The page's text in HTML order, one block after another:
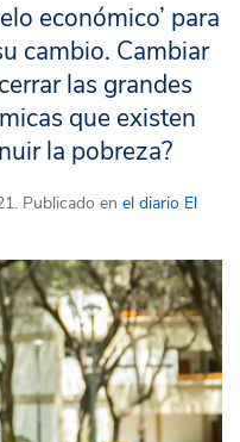
económico’ para
cambio. Cambiar
las grandes
que existen
la pobreza?
Publicado en el diario El